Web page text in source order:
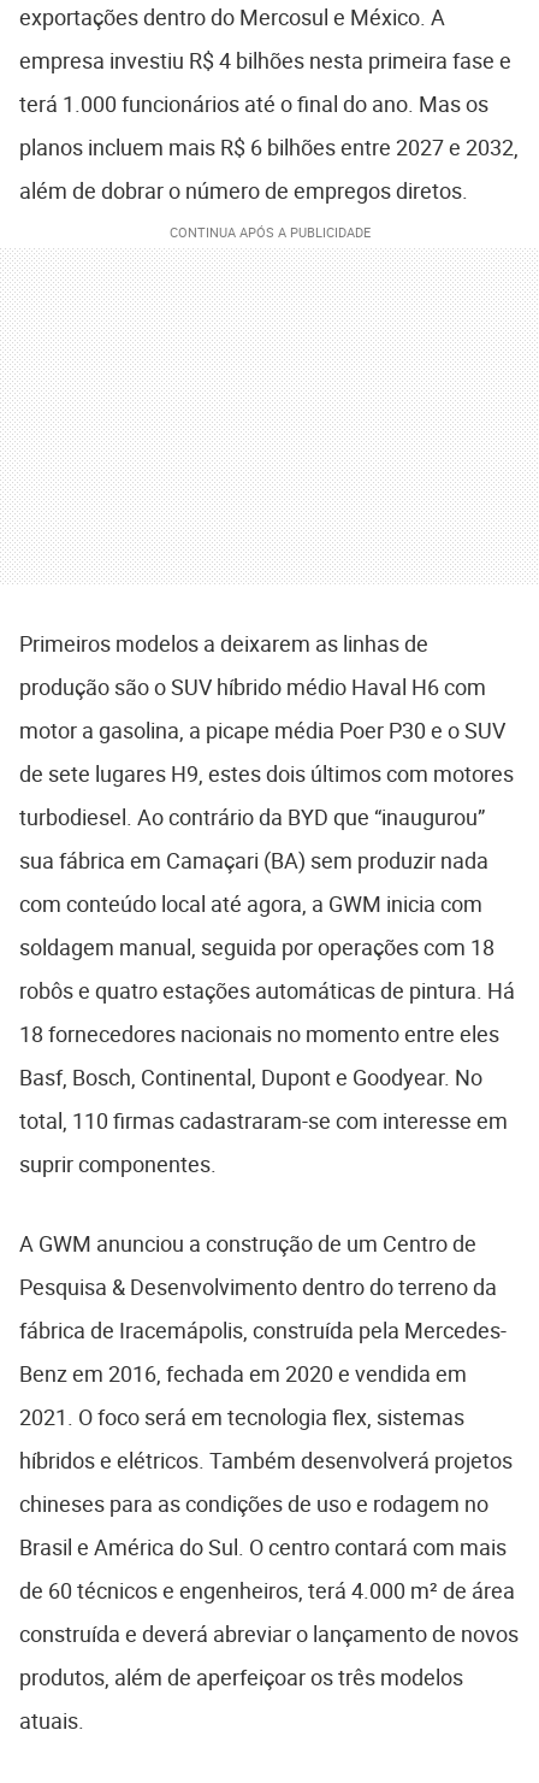
exportações dentro do Mercosul e México. A
empresa investiu R$ 4 bilhões nesta primeira fase e
terá 1.000 funcionários até o final do ano. Mas os
planos incluem mais R$ 6 bilhões entre 2027 e 2032,
além de dobrar o número de empregos diretos.
Primeiros modelos a deixarem as linhas de
produção são o SUV híbrido médio Haval H6 com
motor a gasolina, a picape média Poer P30 e o SUV
de sete lugares H9, estes dois últimos com motores
turbodiesel. Ao contrário da BYD que “inaugurou”
sua fábrica em Camaçari (BA) sem produzir nada
com conteúdo local até agora, a GWM inicia com
soldagem manual, seguida por operações com 18
robôs e quatro estações automáticas de pintura. Há
18 fornecedores nacionais no momento entre eles
Basf, Bosch, Continental, Dupont e Goodyear. No
total, 110 firmas cadastraram-se com interesse em
suprir componentes.
A GWM anunciou a construção de um Centro de
Pesquisa & Desenvolvimento dentro do terreno da
fábrica de Iracemápolis, construída pela Mercedes-
Benz em 2016, fechada em 2020 e vendida em
2021. O foco será em tecnologia flex, sistemas
híbridos e elétricos. Também desenvolverá projetos
chineses para as condições de uso e rodagem no
Brasil e América do Sul. O centro contará com mais
de 60 técnicos e engenheiros, terá 4.000 m² de área
construída e deverá abreviar o lançamento de novos
produtos, além de aperfeiçoar os três modelos
atuais.